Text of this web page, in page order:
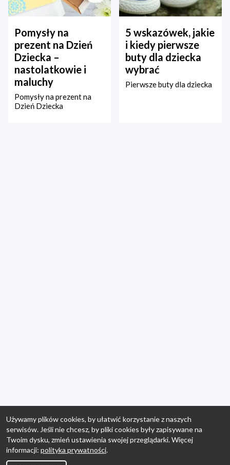
Pomysły na
prezent na Dzień
Dziecka –
nastolatkowie i
maluchy
Pomysły na prezent na
Dzień Dziecka
5 wskazówek, jakie
i kiedy pierwsze
buty dla dziecka
wybrać
Pierwsze buty dla dziecka
Używamy plików cookies, by ułatwić korzystanie z naszych
serwisów. Jeśli nie chcesz, by pliki cookies były zapisywane na
Twoim dysku, zmień ustawienia swojej przeglądarki. Więcej
informacji: polityka prywatności.